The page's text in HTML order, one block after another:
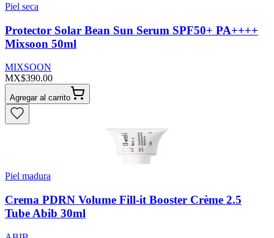
Piel seca
Protector Solar Bean Sun Serum SPF50+ PA++++
Mixsoon 50ml
MIXSOON
MX$390.00
Agregar al carrito
Piel madura
Crema PDRN Volume Fill-it Booster Crème 2.5
Tube Abib 30ml